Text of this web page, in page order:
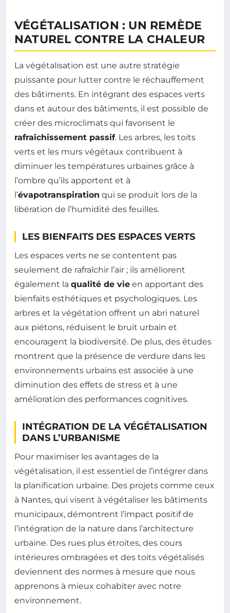
VÉGÉTALISATION : UN REMÈDE
NATUREL CONTRE LA CHALEUR
La végétalisation est une autre stratégie
puissante pour lutter contre le réchauffement
des bâtiments. En intégrant des espaces verts
dans et autour des bâtiments, il est possible de
créer des microclimats qui favorisent le
rafraîchissement passif. Les arbres, les toits
verts et les murs végétaux contribuent à
diminuer les températures urbaines grâce à
l’ombre qu’ils apportent et à
l’évapotranspiration qui se produit lors de la
libération de l’humidité des feuilles.
LES BIENFAITS DES ESPACES VERTS
Les espaces verts ne se contentent pas
seulement de rafraîchir l’air ; ils améliorent
également la qualité de vie en apportant des
bienfaits esthétiques et psychologiques. Les
arbres et la végétation offrent un abri naturel
aux piétons, réduisent le bruit urbain et
encouragent la biodiversité. De plus, des études
montrent que la présence de verdure dans les
environnements urbains est associée à une
diminution des effets de stress et à une
amélioration des performances cognitives.
INTÉGRATION DE LA VÉGÉTALISATION
DANS L’URBANISME
Pour maximiser les avantages de la
végétalisation, il est essentiel de l’intégrer dans
la planification urbaine. Des projets comme ceux
à Nantes, qui visent à végétaliser les bâtiments
municipaux, démontrent l’impact positif de
l’intégration de la nature dans l’architecture
urbaine. Des rues plus étroites, des cours
intérieures ombragées et des toits végétalisés
deviennent des normes à mesure que nous
apprenons à mieux cohabiter avec notre
environnement.